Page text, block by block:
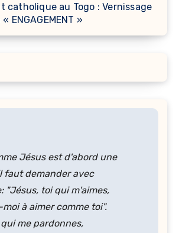
catholique au Togo : Vernissage
ENGAGEMENT »
Jésus est d'abord une
faut demander avec
"Jésus, toi qui m'aimes,
à aimer comme toi".
me pardonnes,